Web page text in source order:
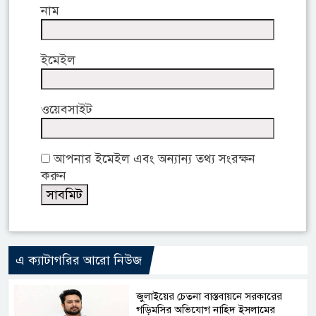
নাম
ইমেইল
ওয়েবসাইট
আপনার ইমেইল এবং অন্যান্য তথ্য সংরক্ষন
করুন
এ ক্যাটাগরির আরো নিউজ
জুলাইয়ের চেতনা বাস্তবায়নে সরকারের
গড়িমসির অভিযোগ নাহিদ ইসলামের